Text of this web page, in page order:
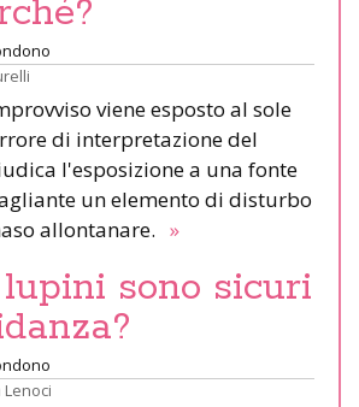
viene esposto al sole
di interpretazione del
l'esposizione a una fonte
un elemento di disturbo
allontanare. »
sono sicuri